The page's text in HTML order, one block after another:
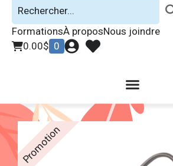
FormationsÀ proposNous joindre
0.00$ 0
Promotion